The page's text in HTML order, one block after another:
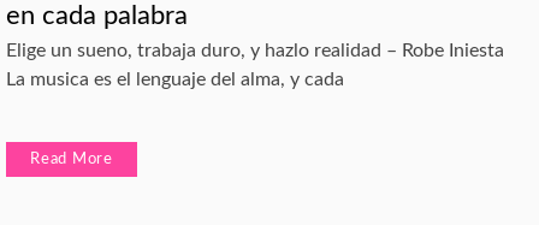
en cada palabra
Elige un sueno, trabaja duro, y hazlo realidad – Robe Iniesta
La musica es el lenguaje del alma, y cada
Read More